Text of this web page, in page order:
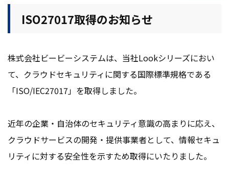
ISO27017取得のお知らせ
株式会社ビービーシステムは、当社Lookシリーズにおい
て、クラウドセキュリティに関する国際標準規格である
「ISO/IEC27017」を取得しました。
近年の企業・自治体のセキュリティ意識の高まりに応え、
クラウドサービスの開発・提供事業者として、情報セキュ
リティに対する安全性を示すため取得にいたりました。